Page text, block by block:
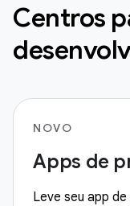
Centros
NOVO
Apps de
Leve seu app